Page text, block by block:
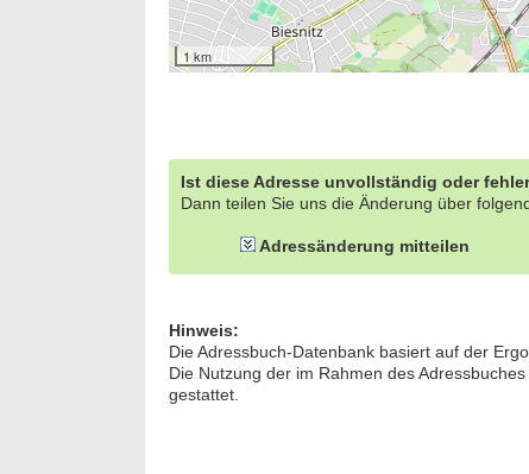
1 km
Ist diese Adresse unvollständig oder
Dann teilen Sie uns die Änderung über
Adressänderung mitteilen
Hinweis:
Die Adressbuch-Datenbank basiert auf der
Die Nutzung der im Rahmen des
gestattet.